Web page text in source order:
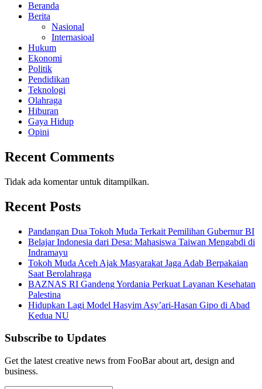
Beranda
Berita
Nasional
Internasioal
Hukum
Ekonomi
Politik
Pendidikan
Teknologi
Olahraga
Hiburan
Gaya Hidup
Opini
Recent Comments
Tidak ada komentar untuk ditampilkan.
Recent Posts
Pandangan Dua Tokoh Muda Terkait Pemilihan Gubernur BI
Belajar Indonesia dari Desa: Mahasiswa Taiwan Mengabdi di
Indramayu
Tokoh Muda Aceh Ajak Masyarakat Jaga Adab Berpakaian
Saat Berolahraga
BAZNAS RI Gandeng Yordania Perkuat Layanan Kesehatan
Palestina
Hidupkan Lagi Model Hasyim Asy’ari-Hasan Gipo di Abad
Kedua NU
Subscribe to Updates
Get the latest creative news from FooBar about art, design and
business.